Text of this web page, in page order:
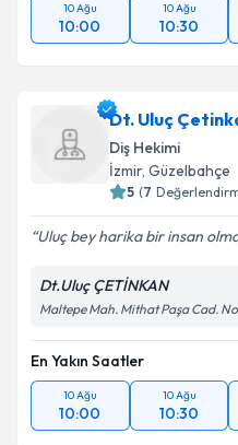
10 Ağu
10:00
10 Ağu
10:30
Dt. Uluç
Diş Hekimi
İzmir, Güzelbahçe
5 (7
Uluç bey harika bir insan
Dt.Uluç ÇETİNKAN
Maltepe Mah. Mithat Paşa Cad.
En Yakın Saatler
10 Ağu
10:00
10 Ağu
10:30